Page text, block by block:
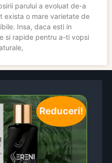
parului a evoluat de-a
exista o mare varietate de
Insa, daca esti in
si rapide pentru a-ti vopsi
Reduceri!